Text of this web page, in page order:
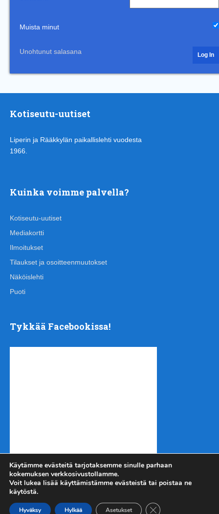
Muista minut
Unohtunut salasana
Kotiseutu-uutiset
Liperin ja Rääkkylän paikallislehti vuodesta
1966.
Kuinka voimme palvella?
Kotiseutu-uutiset
Mediakortti
Ilmoitukset
Tilaukset ja osoitteenmuutokset
Näköislehti
Puoti
Tykkää Facebookissa!
Kotiseutu-uutiset.comCopyright © 2026.
Käytämme evästeitä tarjotaksemme sinulle parhaan
kokemuksen verkkosivustollamme.
Voit lukea lisää käyttämistämme evästeistä tai poistaa ne
käytöstä.
Hyväksy Hylkää Asetukset Sulje evästebanneri